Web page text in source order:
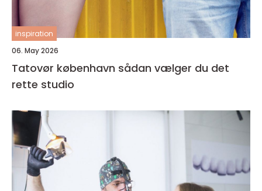
inspiration
06. May 2026
Tatovør københavn sådan vælger du det
rette studio